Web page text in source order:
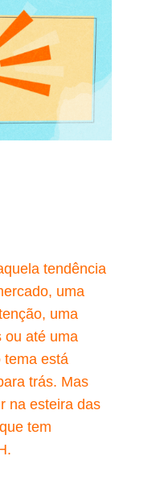
tendência
uma
uma
ou até uma
tema está
trás. Mas
na esteira das
tem